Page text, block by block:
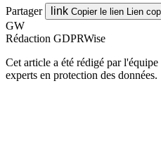
Partager link Copier le lien Lien
GW
Rédaction GDPRWise
Cet article a été rédigé par
experts en protection des données.